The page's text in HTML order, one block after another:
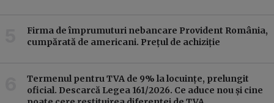
Firma de împrumuturi nebancare Provident România,
cumpărată de americani. Prețul de achiziție
Termenul pentru TVA de 9% la locuințe, prelungit
oficial. Descarcă Legea 161/2026. Ce aduce nou și cine